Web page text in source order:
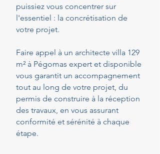
puissiez vous concentrer sur
l'essentiel : la concrétisation de
votre projet.
Faire appel à un architecte villa 129
m² à Pégomas expert et disponible
vous garantit un accompagnement
tout au long de votre projet, du
permis de construire à la réception
des travaux, en vous assurant
conformité et sérénité à chaque
étape.